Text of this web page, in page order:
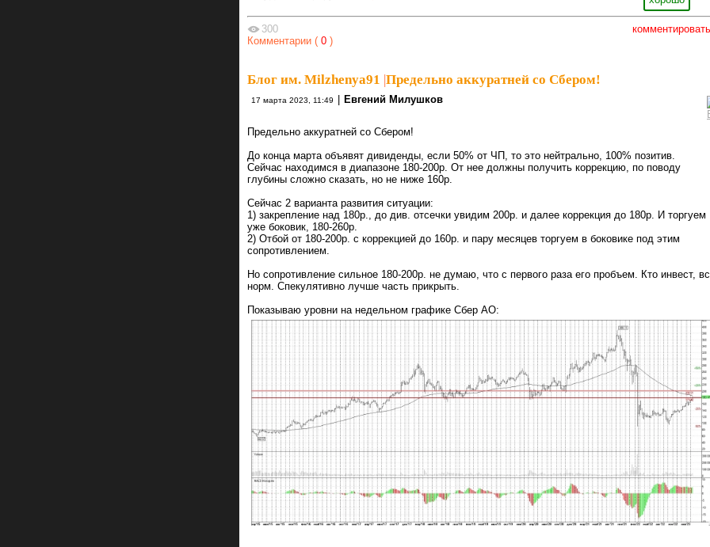
комментировать
300
Комментарии ( 0 )
Блог им. Milzhenya91 |Предельно аккуратней со Сбером!
17 марта 2023, 11:49 Евгений Милушков
Предельно аккуратней со Сбером!
До конца марта объявят дивиденды, если 50% от ЧП, то это нейтрально, 100% позитив.
Сейчас находимся в диапазоне 180-200р. От нее должны получить коррекцию, по поводу
глубины сложно сказать, но не ниже 160р.
Сейчас 2 варианта развития ситуации:
1) закрепление над 180р., до див. отсечки увидим 200р. и далее коррекция до 180р. И торгуем
уже боковик, 180-260р.
2) Отбой от 180-200р. с коррекцией до 160р. и пару месяцев торгуем в боковике под этим
сопротивлением.
Но сопротивление сильное 180-200р. не думаю, что с первого раза его пробъем. Кто инвест,
норм. Спекулятивно лучше часть прикрыть.
Показываю уровни на недельном графике Сбер АО: